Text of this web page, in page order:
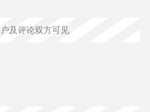
及评论双方可见